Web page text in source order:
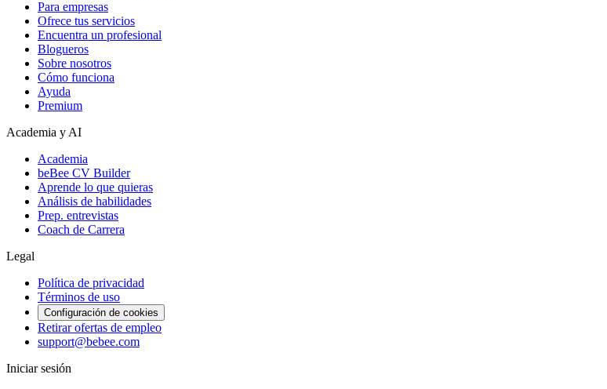
Para empresas
Ofrece tus servicios
Encuentra un profesional
Blogueros
Sobre nosotros
Cómo funciona
Ayuda
Premium
Academia y AI
Academia
beBee CV Builder
Aprende lo que quieras
Análisis de habilidades
Prep. entrevistas
Coach de Carrera
Legal
Política de privacidad
Términos de uso
Configuración de cookies
Retirar ofertas de empleo
support@bebee.com
Iniciar sesión